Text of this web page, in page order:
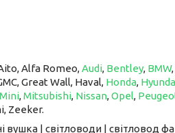
Alfa Romeo,Audi, Bentley, BMW,
Great Wall, Haval, Honda,
Mini,Mitsubishi, Nissan,Opel,
Zeeker.
| світловоди | світловод